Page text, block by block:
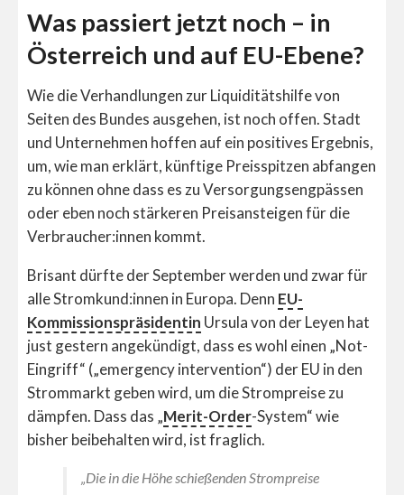
Was passiert jetzt noch – in
Österreich und auf EU-Ebene?
Wie die Verhandlungen zur Liquiditätshilfe von
Seiten des Bundes ausgehen, ist noch offen. Stadt
und Unternehmen hoffen auf ein positives Ergebnis,
um, wie man erklärt, künftige Preisspitzen abfangen
zu können ohne dass es zu Versorgungsengpässen
oder eben noch stärkeren Preisansteigen für die
Verbraucher:innen kommt.
Brisant dürfte der September werden und zwar für
alle Stromkund:innen in Europa. Denn EU-
Kommissionspräsidentin Ursula von der Leyen hat
just gestern angekündigt, dass es wohl einen „Not-
Eingriff“ („emergency intervention“) der EU in den
Strommarkt geben wird, um die Strompreise zu
dämpfen. Dass das „Merit-Order-System“ wie
bisher beibehalten wird, ist fraglich.
„Die in die Höhe schießenden Strompreise